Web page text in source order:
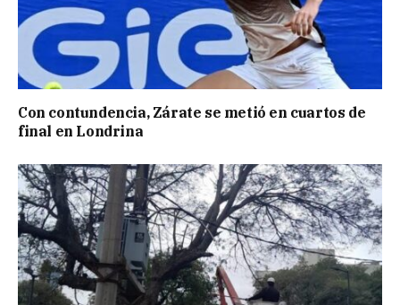
Con contundencia, Zárate se metió en cuartos de
final en Londrina